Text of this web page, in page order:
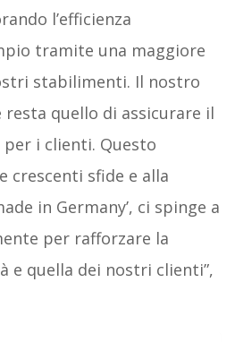
l’efficienza
tramite una maggiore
stabilimenti. Il nostro
quello di assicurare il
i clienti. Questo
crescenti sfide e alla
in Germany’, ci spinge a
per rafforzare la
e quella dei nostri clienti”,